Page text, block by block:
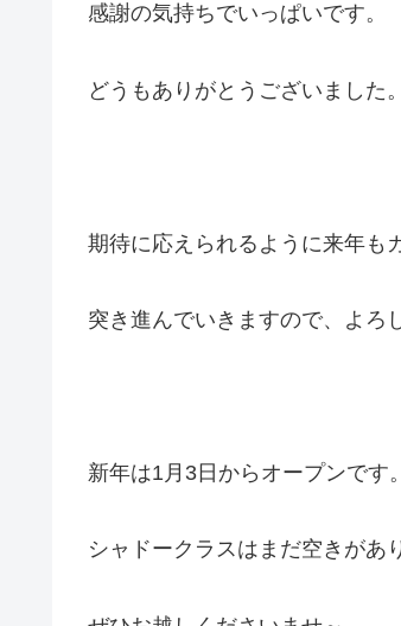
感謝の気持ちでいっぱいです。
どうもありがとうございました。
期待に応えられるように来年も
突き進んでいきますので、よろ
新年は1月3日からオープンです。
シャドークラスはまだ空きがあ